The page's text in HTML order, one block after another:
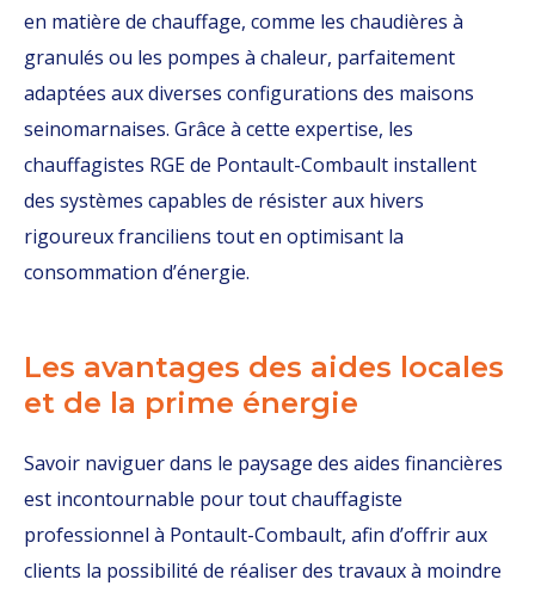
en matière de chauffage, comme les chaudières à
granulés ou les pompes à chaleur, parfaitement
adaptées aux diverses configurations des maisons
seinomarnaises. Grâce à cette expertise, les
chauffagistes RGE de Pontault-Combault installent
des systèmes capables de résister aux hivers
rigoureux franciliens tout en optimisant la
consommation d’énergie.
Les avantages des aides locales
et de la prime énergie
Savoir naviguer dans le paysage des aides financières
est incontournable pour tout chauffagiste
professionnel à Pontault-Combault, afin d’offrir aux
clients la possibilité de réaliser des travaux à moindre